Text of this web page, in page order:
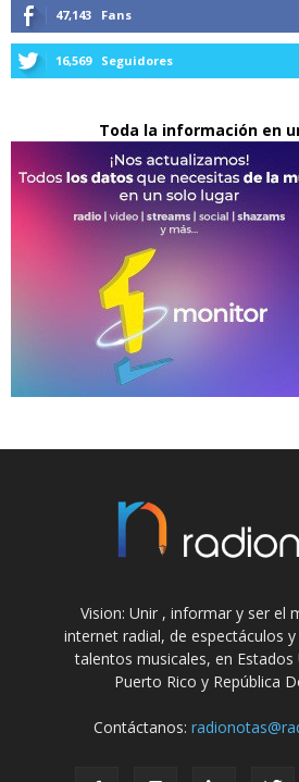
47,143 Fans
16,569 Seguidores
Toda la información en
Vision: Unir , informar y ser el
internet radial, de espectáculos
talentos musicales, en
Puerto Rico y República
Contáctanos: